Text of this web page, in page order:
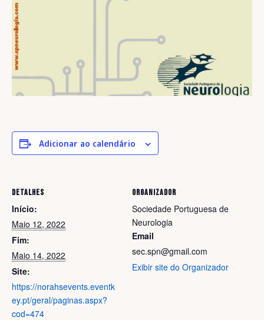
Adicionar ao calendário
DETALHES
Início:
Maio 12, 2022
Fim:
Maio 14, 2022
Site:
https://norahsevents.eventk
ey.pt/geral/paginas.aspx?
cod=474
ORGANIZADOR
Sociedade Portuguesa de
Neurologia
Email
sec.spn@gmail.com
Exibir site do Organizador